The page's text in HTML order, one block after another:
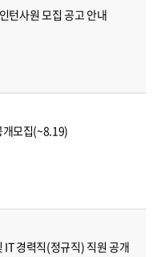
턴사원 모집 공고 안내
개모집(~8.19)
경력직(정규직) 직원 공개